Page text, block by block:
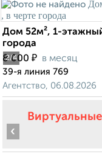
2/4
Дом 52м², 1-
города
8 000 ₽ в месяц
39-я линия 769
Агентство, 06.08.2026
‹